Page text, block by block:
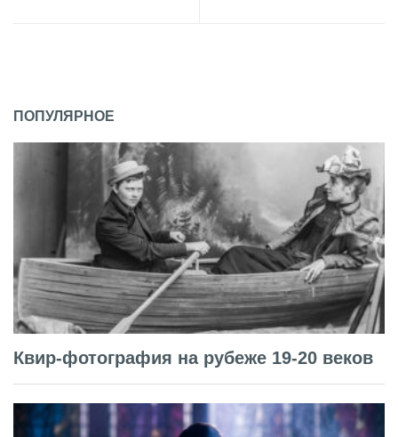
ПОПУЛЯРНОЕ
Квир-фотография на рубеже 19-20 веков